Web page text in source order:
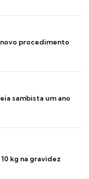
procedimento
sambista um ano
kg na gravidez